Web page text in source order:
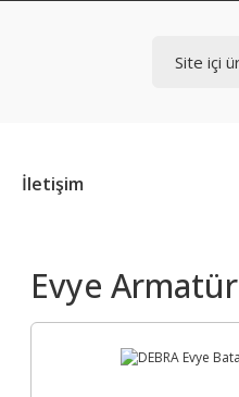
İletişim
Evye Armatür